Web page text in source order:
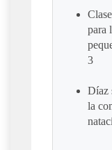
para
3
Díaz
la